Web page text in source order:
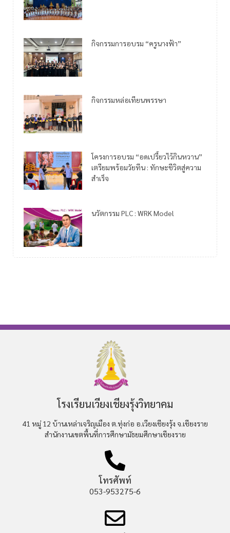
กิจกรรมการอบรม “ครูนางฟ้า”
กิจกรรมหล่อเทียนพรรษา
โครงการอบรม “อดเปรี้ยวไว้กินหวาน”
เตรียมพร้อมวัยทีน : ทักษะชีวิตสู่ความ
สำเร็จ
นวัตกรรม PLC : WRK Model
โรงเรียนเวียงเชียงรุ้งวิทยาคม
41 หมู่ 12 บ้านเหล่าเจริญเมือง ต.ทุ่งก่อ อ.เวียงเชียงรุ้ง จ.เชียงราย
สำนักงานเขตพื้นที่การศึกษามัธยมศึกษาเชียงราย
โทรศัพท์
053-953275-6